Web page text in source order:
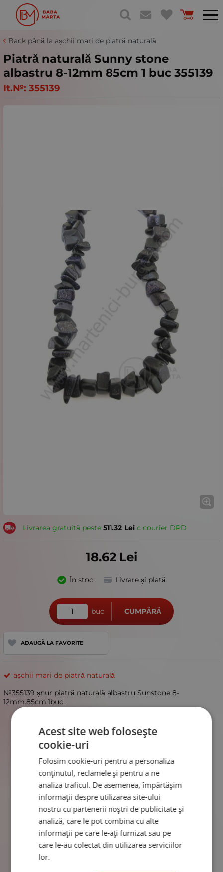
Back până la așchii mari de piatră naturală
Piatră naturală Sunny stone
albastru 8-12mm 85cm 1 buc 355139
It.№: 355139
Livrarea gratuită peste 511.32 Leiс courier DPD
18.62 Lei
În stoc Livrare și plată
buc CUMPĂRĂ
ADAUGĂ LA FAVORITE
așchii mari de piatră naturală
№355139 șnur piatră naturală albastru Sunstone 8-
12mm.85cm.1buc.
Acest site web folosește
cookie-uri
Folosim cookie-uri pentru a personaliza
conținutul, reclamele și pentru a ne
analiza traficul. De asemenea, împărtășim
informații despre utilizarea site-ului
nostru cu partenerii noștri de publicitate și
analiză, care le pot combina cu alte
informații pe care le-ați furnizat sau pe
care le-au colectat din utilizarea serviciilor
lor.